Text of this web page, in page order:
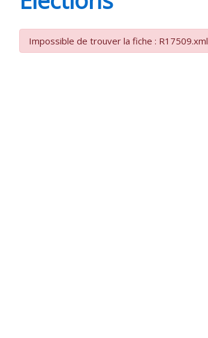
Impossible de trouver la fiche : R17509.xml